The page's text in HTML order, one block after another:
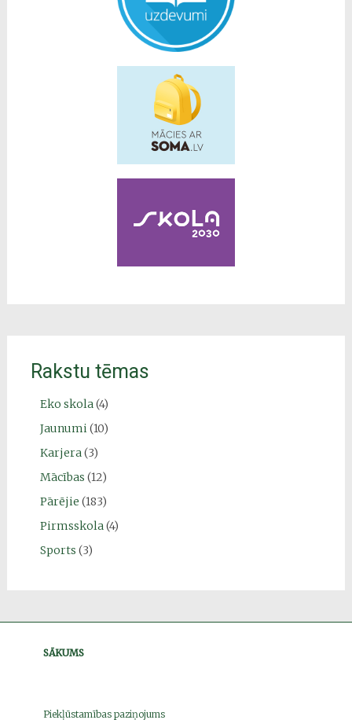
Rakstu tēmas
Eko skola(4)
Jaunumi(10)
Karjera(3)
Mācības (12)
Pārējie (183)
Pirmsskola(4)
Sports (3)
SĀKUMS
Piekļūstamības paziņojums